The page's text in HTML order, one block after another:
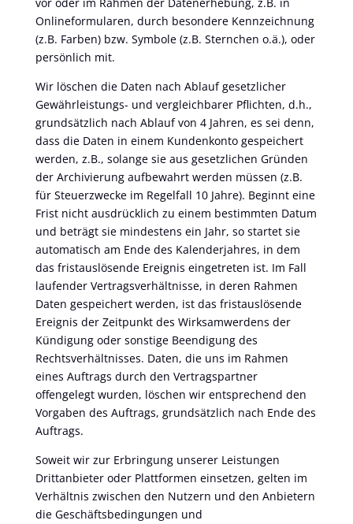
Onlineformularen, durch besondere Kennzeichnung
(z.B. Farben) bzw. Symbole (z.B. Sternchen o.ä.), oder
persönlich mit.
Wir löschen die Daten nach Ablauf gesetzlicher
Gewährleistungs- und vergleichbarer Pflichten, d.h.,
grundsätzlich nach Ablauf von 4 Jahren, es sei denn,
dass die Daten in einem Kundenkonto gespeichert
werden, z.B., solange sie aus gesetzlichen Gründen
der Archivierung aufbewahrt werden müssen (z.B.
für Steuerzwecke im Regelfall 10 Jahre). Beginnt eine
Frist nicht ausdrücklich zu einem bestimmten Datum
und beträgt sie mindestens ein Jahr, so startet sie
automatisch am Ende des Kalenderjahres, in dem
das fristauslösende Ereignis eingetreten ist. Im Fall
laufender Vertragsverhältnisse, in deren Rahmen
Daten gespeichert werden, ist das fristauslösende
Ereignis der Zeitpunkt des Wirksamwerdens der
Kündigung oder sonstige Beendigung des
Rechtsverhältnisses. Daten, die uns im Rahmen
eines Auftrags durch den Vertragspartner
offengelegt wurden, löschen wir entsprechend den
Vorgaben des Auftrags, grundsätzlich nach Ende des
Auftrags.
Soweit wir zur Erbringung unserer Leistungen
Drittanbieter oder Plattformen einsetzen, gelten im
Verhältnis zwischen den Nutzern und den Anbietern
die Geschäftsbedingungen und